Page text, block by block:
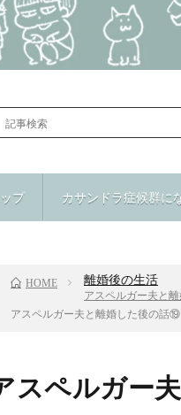
ップ カサンドラ症候群に
前のお話
HOME 離婚後の生活
アスペルガー夫と
アスペルガー夫と離婚した後の話⑲
スペルガー